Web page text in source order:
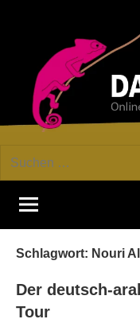
GEDICHT
blog
Forum
von
DAS
Essay
Suchen
Schlagwort: Nouri
Der deutsch-
Tour